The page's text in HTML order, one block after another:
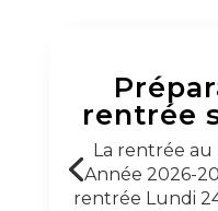
rentrée
La rentrée au
Année 2026-
rentrée Lundi